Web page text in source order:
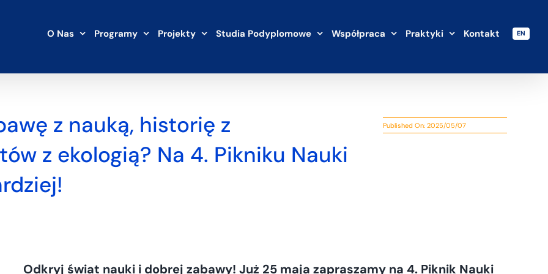
O Nas Programy Projekty Studia Podyplomowe Współpraca Praktyki Kontakt EN
z nauką, historię z
z ekologią? Na 4. Pikniku Nauki
Published On: 2025/05/07
Odkryj świat nauki i dobrej zabawy! Już 25 maja zapraszamy na 4. Piknik Nauki